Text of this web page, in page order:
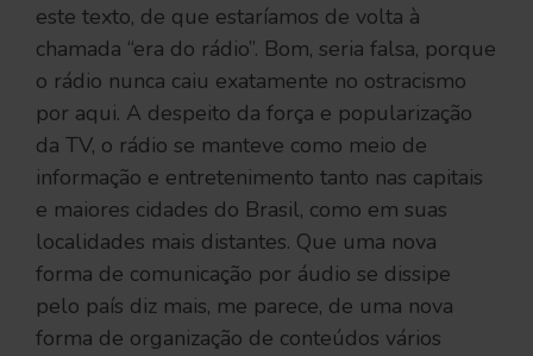
este texto, de que estaríamos de volta à
chamada “era do rádio”. Bom, seria falsa, porque
o rádio nunca caiu exatamente no ostracismo
por aqui. A despeito da força e popularização
da TV, o rádio se manteve como meio de
informação e entretenimento tanto nas capitais
e maiores cidades do Brasil, como em suas
localidades mais distantes. Que uma nova
forma de comunicação por áudio se dissipe
pelo país diz mais, me parece, de uma nova
forma de organização de conteúdos vários